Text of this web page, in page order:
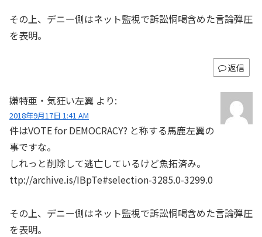
その上、デニー側はネット監視で訴訟恫喝含めた言論弾圧
を表明。
返信
嫌特亜・気狂い左翼 より:
2018年9月17日 1:41 AM
件はVOTE for DEMOCRACY? と称する馬鹿左翼の
事ですな。
しれっと削除して逃亡しているけど魚拓済み。
ttp://archive.is/IBpTe#selection-3285.0-3299.0
その上、デニー側はネット監視で訴訟恫喝含めた言論弾圧
を表明。